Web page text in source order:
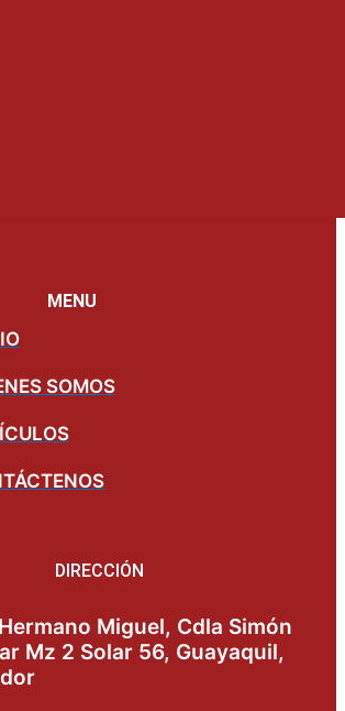
MENU
SOMOS
DIRECCIÓN
Miguel, Cdla Simón
Mz 2 Solar 56, Guayaquil,